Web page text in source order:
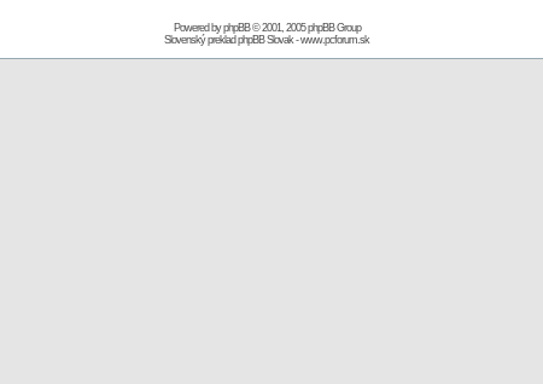
Powered byphpBB© 2001, 2005 phpBB Group
Slovenský preklad phpBB Slovak-www.pcforum.sk